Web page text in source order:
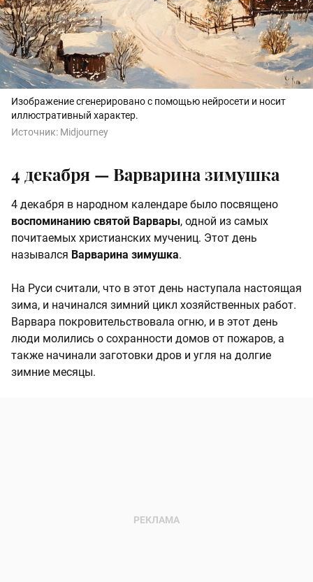
Изображение сгенерировано с помощью нейросети и носит
иллюстративный характер.
Источник: Midjourney
4 декабря — Варварина зимушка
4 декабря в народном календаре было посвящено
воспоминанию святой Варвары, одной из самых
почитаемых христианских мучениц. Этот день
назывался Варварина зимушка.
На Руси считали, что в этот день наступала настоящая
зима, и начинался зимний цикл хозяйственных работ.
Варвара покровительствовала огню, и в этот день
люди молились о сохранности домов от пожаров, а
также начинали заготовки дров и угля на долгие
зимние месяцы.